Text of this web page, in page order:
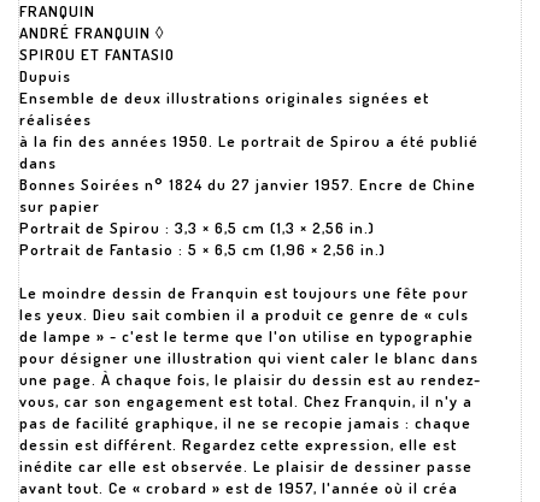
FRANQUIN
ANDRÉ FRANQUIN ◊
SPIROU ET FANTASIO
Dupuis
Ensemble de deux illustrations originales signées et
réalisées
à la fin des années 1950. Le portrait de Spirou a été publié
dans
Bonnes Soirées n° 1824 du 27 janvier 1957. Encre de Chine
sur papier
Portrait de Spirou : 3,3 × 6,5 cm (1,3 × 2,56 in.)
Portrait de Fantasio : 5 × 6,5 cm (1,96 × 2,56 in.)
Le moindre dessin de Franquin est toujours une fête pour
les yeux. Dieu sait combien il a produit ce genre de « culs
de lampe » - c'est le terme que l'on utilise en typographie
pour désigner une illustration qui vient caler le blanc dans
une page. À chaque fois, le plaisir du dessin est au rendez-
vous, car son engagement est total. Chez Franquin, il n'y a
pas de facilité graphique, il ne se recopie jamais : chaque
dessin est différent. Regardez cette expression, elle est
inédite car elle est observée. Le plaisir de dessiner passe
avant tout. Ce « crobard » est de 1957, l'année où il créa